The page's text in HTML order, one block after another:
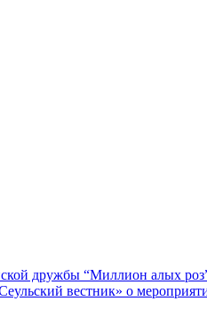
дружбы “Миллион алых
вестник» о